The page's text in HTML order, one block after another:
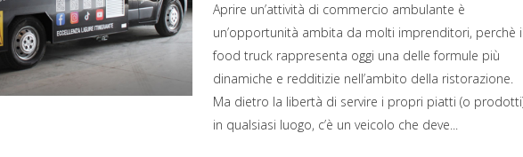
Aprire un’attività di commercio ambulante è
un’opportunità ambita da molti imprenditori, perchè il
food truck rappresenta oggi una delle formule più
dinamiche e redditizie nell’ambito della ristorazione.
Ma dietro la libertà di servire i propri piatti (o
in qualsiasi luogo, c’è un veicolo che deve...